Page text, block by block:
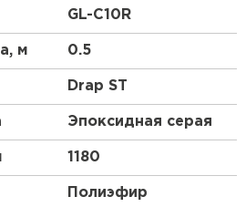
GL-С10R
м 0.5
Drap ST
Эпоксидная серая
1180
Полиэфир